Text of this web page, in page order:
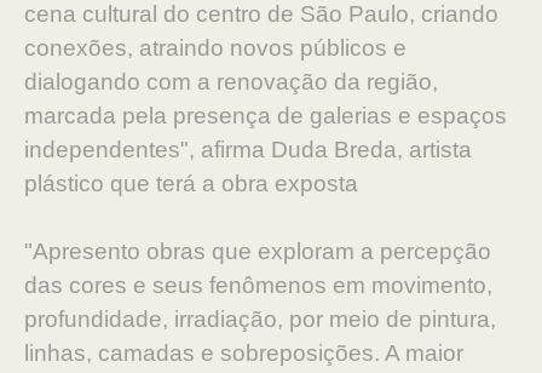
cena cultural do centro de São Paulo, criando
conexões, atraindo novos públicos e
dialogando com a renovação da região,
marcada pela presença de galerias e espaços
independentes", afirma Duda Breda, artista
plástico que terá a obra exposta
"Apresento obras que exploram a percepção
das cores e seus fenômenos em movimento,
profundidade, irradiação, por meio de pintura,
linhas, camadas e sobreposições. A maior